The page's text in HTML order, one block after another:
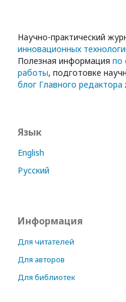
Научно-практический
инновационных
Полезная информация по
работы, подготовке
блог Главного редактора
Язык
English
Русский
Информация
Для читателей
Для авторов
Для библиотек